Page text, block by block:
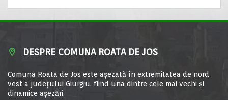
DESPRE COMUNA ROATA DE JOS
Comuna Roata de Jos este aşezată în extremitatea de nord
vest a judeţului Giurgiu, fiind una dintre cele mai vechi şi
dinamice aşezări.